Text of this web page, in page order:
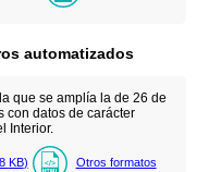
automatizados
que se amplía la de 26 de
con datos de carácter
Interior.
KB) Otros formatos